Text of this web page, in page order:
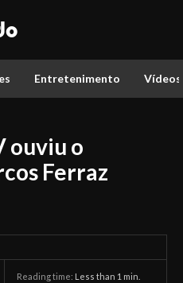
Entretenimento Vídeos
ouviu o
Ferraz
Reading time: Less than 1 min.